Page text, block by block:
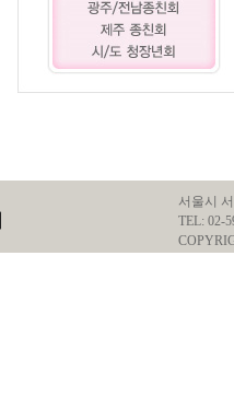
서울시
TEL: 02-